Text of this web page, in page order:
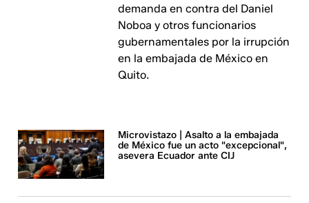
demanda en contra del Daniel
Noboa y otros funcionarios
gubernamentales por la irrupción
en la embajada de México en
Quito.
Microvistazo | Asalto a la embajada
de México fue un acto "excepcional",
asevera Ecuador ante CIJ